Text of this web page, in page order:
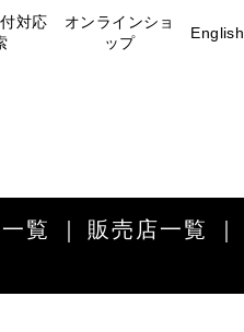
対応
オンラインショ
ップ
English
覧 販売店一覧